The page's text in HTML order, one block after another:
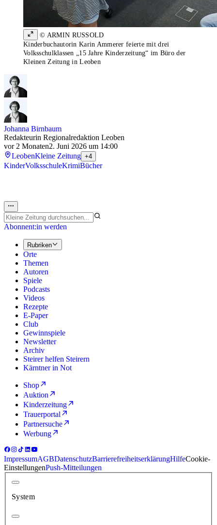
© ARMIN RUSSOLD
Kinderbuchautorin Karin Ammerer feierte mit drei
Volksschulklassen „15 Jahre Kinderzeitung“ im Büro der
Kleinen Zeitung in Leoben
Johanna Birnbaum
Redakteurin Regionalredaktion Leoben
vor 2 Monaten2. Juni 2026 um 14:00
LeobenKleine Zeitung +4
KinderVolksschuleKrimiBücher
Abonnent:in werden
Rubriken
Orte
Themen
Autoren
Spiele
Podcasts
Videos
Rezepte
E-Paper
Club
Gewinnspiele
Newsletter
Archiv
Steirer helfen Steirern
Kärntner in Not
Shop
Auktion
Kinderzeitung
Trauerportal
Partnersuche
Werbung
ImpressumAGBDatenschutzBarrierefreiheitserklärungHilfeCookie-
EinstellungenPush-Mitteilungen
System